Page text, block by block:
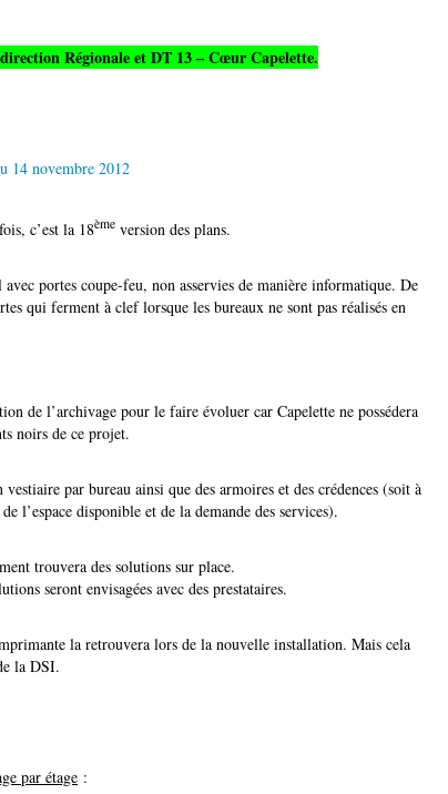
Régionale et DT 13 – Cœur Capelette.
14 novembre 2012
c’est la 18ème version des plans.
portes coupe-feu, non asservies de manière informatique. De
qui ferment à clef lorsque les bureaux ne sont pas réalisés en
de l’archivage pour le faire évoluer car Capelette ne possédera
noirs de ce projet.
par bureau ainsi que des armoires et des crédences (soit à
l’espace disponible et de la demande des services).
trouvera des solutions sur place.
seront envisagées avec des prestataires.
la retrouvera lors de la nouvelle installation. Mais cela
la DSI.
par étage :